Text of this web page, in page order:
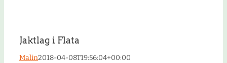
Jaktlag i Flata
Malin2018-04-08T19:56:04+00:00